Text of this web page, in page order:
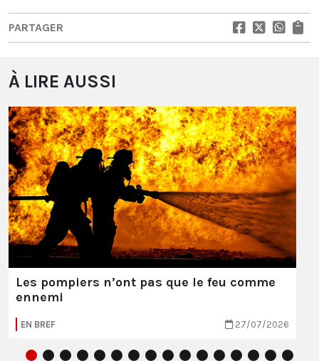
PARTAGER
À LIRE AUSSI
Les pompiers n’ont pas que le feu comme
ennemi
EN BREF 27/07/2026